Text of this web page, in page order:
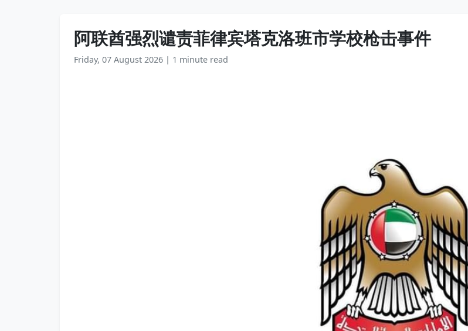
阿联酋强烈谴责菲律宾塔克洛班市学校枪击事件
Friday, 07 August 2026 | 1 minute read